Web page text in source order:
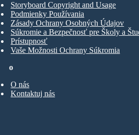
o
O nás
Kontaktuj nás
Storyboard Copyright and Usage
Podmienky Používania
Zásady Ochrany Osobných Údajov
Súkromie a Bezpečnosť pre Školy a
Prístupnosť
Vaše Možnosti Ochrany Súkromia